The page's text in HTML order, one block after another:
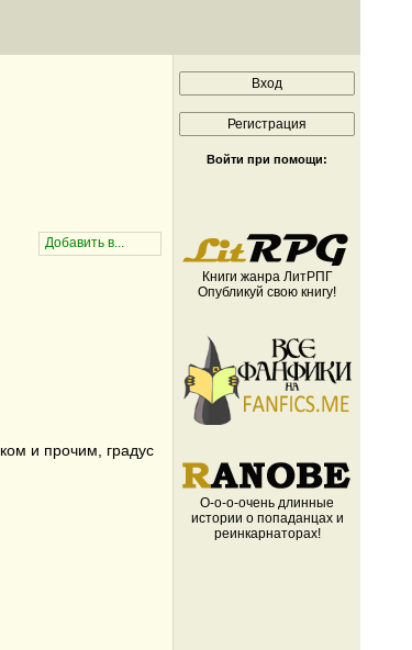
и прочим, градус
Войти при помощи:
Книги жанра ЛитРПГ
Опубликуй свою книгу!
О-о-о-очень длинные
истории о попаданцах и
реинкарнаторах!